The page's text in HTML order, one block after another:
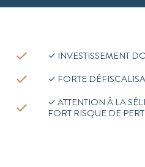
✓ INVESTISSEMENT
✓ FORTE
✓ ATTENTION À LA
FORT RISQUE DE